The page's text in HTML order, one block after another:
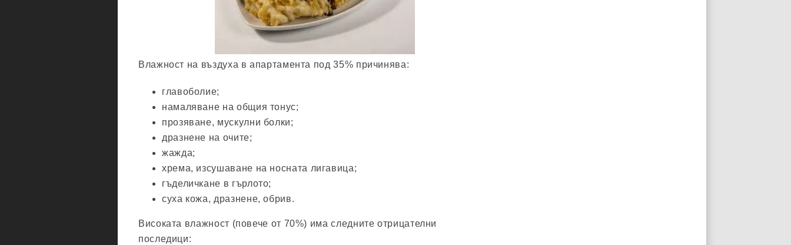
Влажност на въздуха в апартамента под 35% причинява:
главоболие;
намаляване на общия тонус;
прозяване, мускулни болки;
дразнене на очите;
жажда;
хрема, изсушаване на носната лигавица;
гъделичкане в гърлото;
суха кожа, дразнене, обрив.
Високата влажност (повече от 70%) има следните отрицателни
последици: